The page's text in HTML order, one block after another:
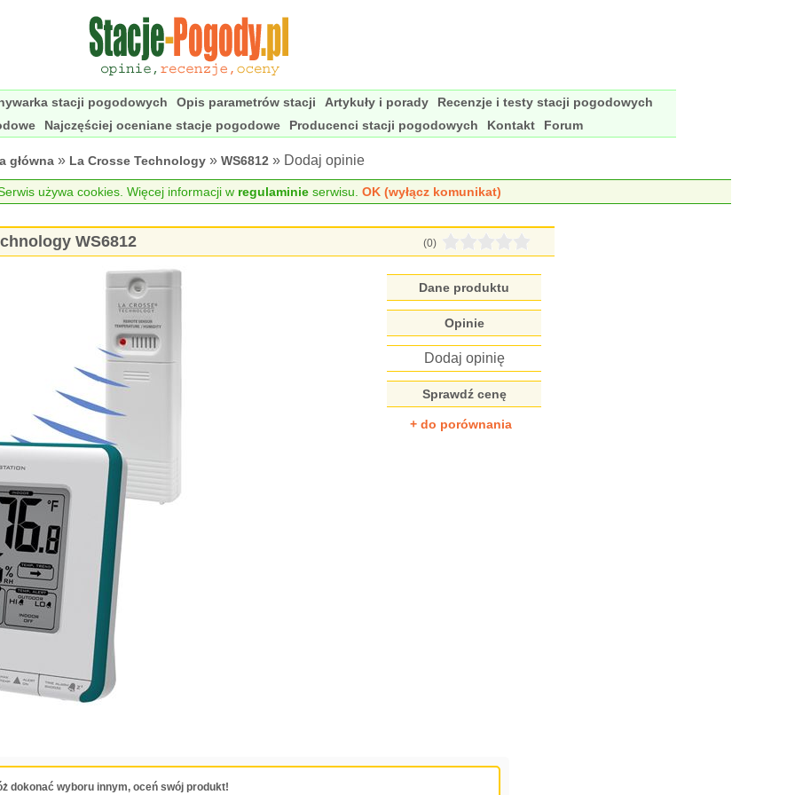
stacji pogodowych Opis parametrów stacji Artykuły i porady
Recenzje i testy stacji pogodowych
Najczęściej oceniane stacje pogodowe Producenci stacji pogodowych Kontakt Forum
główna » La Crosse Technology » WS6812 » Dodaj opinie
używa cookies. Więcej informacji w regulaminieserwisu. OK (wyłącz komunikat)
WS6812 (0)
Dane produktu
Opinie
Dodaj opinię
Sprawdź cenę
+ do porównania
dokonać wyboru innym, oceń swój produkt!